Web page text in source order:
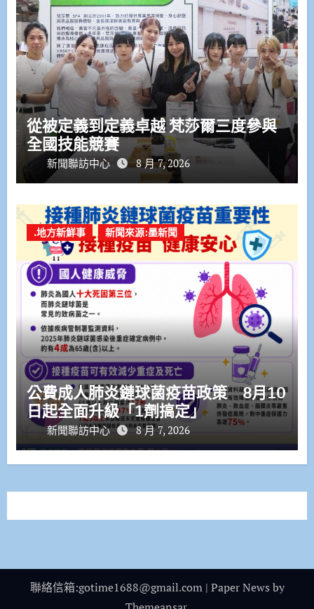
從被定義到定義卓越 梵莎爾三度參與
全國技能競賽
新聞聯訪中心 8 月 7, 2026
.地方新鮮事 新聞來源:墨新聞
公費成人肺炎鏈球菌疫苗政策 8月10
日起全面升級「1劑搞定」
新聞聯訪中心 8 月 7, 2026
聯絡信箱:gotime1688@gmail.com | Paper News by